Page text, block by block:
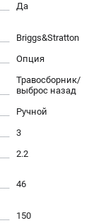
Да
Briggs&Stratton
Опция
Травосборник/
выброс назад
Ручной
3
2.2
46
150